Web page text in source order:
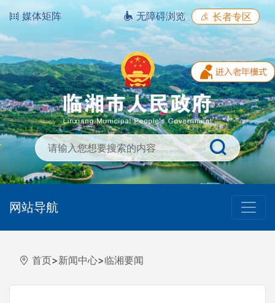
媒体矩阵 无障碍浏览 长者专区
网站导航
首页>新闻中心>临湘要闻